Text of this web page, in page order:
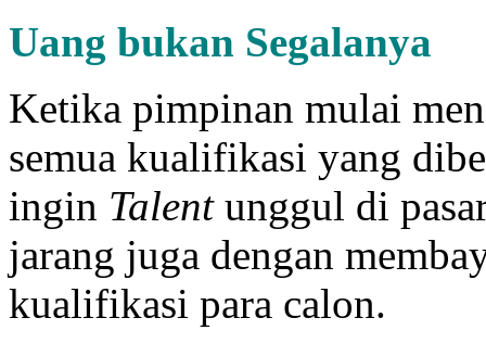
Uang bukan Segalanya
Ketika pimpinan mulai
semua kualifikasi yang
ingin Talentunggul di
jarang juga dengan
kualifikasi para calon.